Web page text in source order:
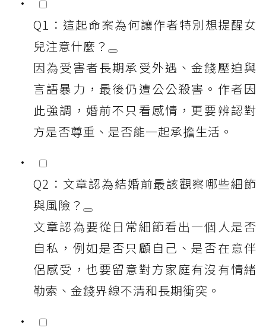
Q1：這起命案為何讓作者特別想提醒女
兒注意什麼？
因為受害者長期承受外遇、金錢壓迫與
言語暴力，最後仍遭公公殺害。作者因
此強調，婚前不只看感情，更要辨認對
方是否尊重、是否能一起承擔生活。
Q2：文章認為結婚前最該觀察哪些細節
與風險？
文章認為要從日常細節看出一個人是否
自私，例如是否只顧自己、是否在意伴
侶感受，也要留意對方家庭有沒有情緒
勒索、金錢界線不清和長期衝突。